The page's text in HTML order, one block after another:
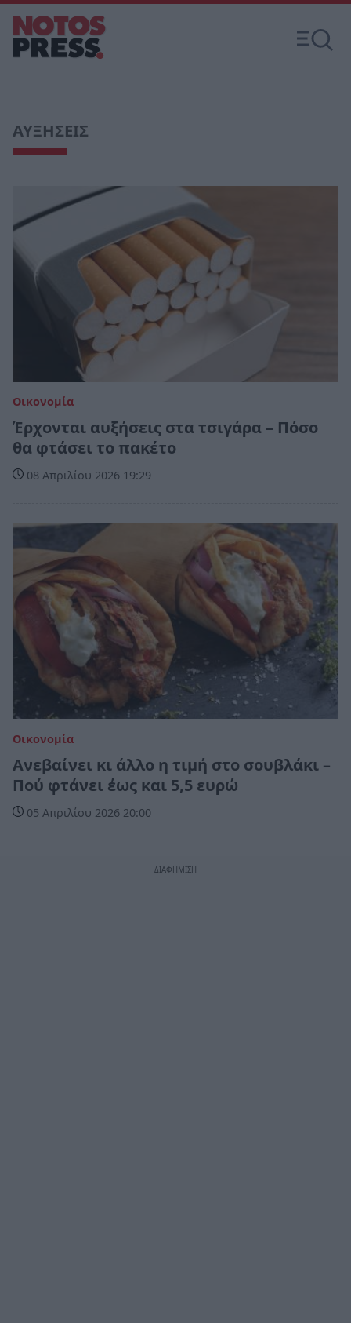
ΑΥΞΗΣΕΙΣ
Οικονομία
Έρχονται αυξήσεις στα τσιγάρα – Πόσο
θα φτάσει το πακέτο
08 Απριλίου 2026 19:29
Οικονομία
Ανεβαίνει κι άλλο η τιμή στο σουβλάκι –
Πού φτάνει έως και 5,5 ευρώ
05 Απριλίου 2026 20:00